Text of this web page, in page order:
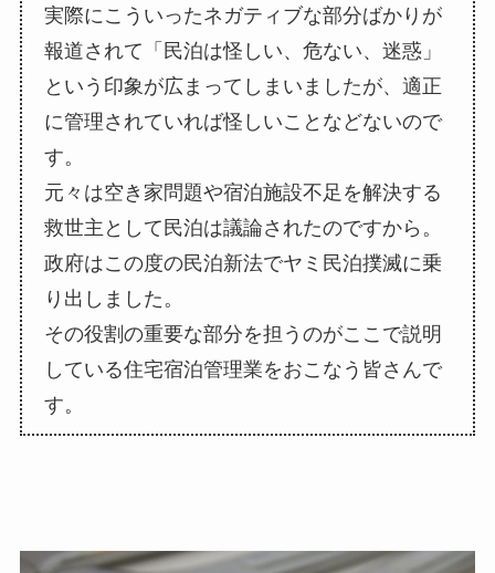
実際にこういったネガティブな部分ばかりが
報道されて「民泊は怪しい、危ない、迷惑」
という印象が広まってしまいましたが、適正
に管理されていれば怪しいことなどないので
す。
元々は空き家問題や宿泊施設不足を解決する
救世主として民泊は議論されたのですから。
政府はこの度の民泊新法でヤミ民泊撲滅に乗
り出しました。
その役割の重要な部分を担うのがここで説明
している住宅宿泊管理業をおこなう皆さんで
す。